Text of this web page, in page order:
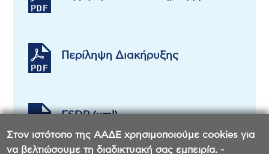
Στον ιστότοπο της ΑΑΔΕ χρησιμοποιούμε cookies για
να βελτιώσουμε τη διαδικτυακή σας εμπειρία. -
Περίληψη Διακήρυξης
ESDP (xml)